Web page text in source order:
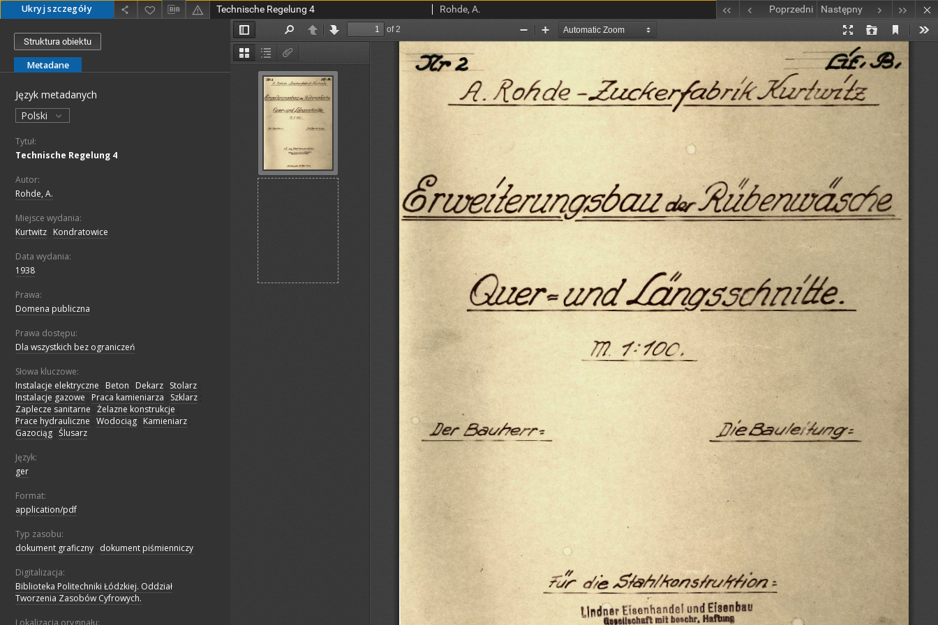
Ukryj szczegóły Technische Regelung 4 Rohde, A. Poprzedni Następny
Struktura obiektu
Metadane
Język metadanych
Polski
Tytuł:
Technische Regelung 4
Autor:
Rohde, A.
Miejsce wydania:
Kurtwitz Kondratowice
Data wydania:
1938
Prawa:
Domena publiczna
Prawa dostępu:
Dla wszystkich bez ograniczeń
Słowa kluczowe:
Instalacje elektryczne
Beton Dekarz Stolarz
Instalacje gazowe
Praca kamieniarza Szklarz
Zaplecze sanitarne Żelazne konstrukcje
Prace hydrauliczne Wodociąg Kamieniarz
Gazociąg Ślusarz
Język:
ger
Format:
application/pdf
Typ zasobu:
dokument graficzny dokument piśmienniczy
Digitalizacja:
Biblioteka Politechniki Łódzkiej. Oddział
Tworzenia Zasobów Cyfrowych.